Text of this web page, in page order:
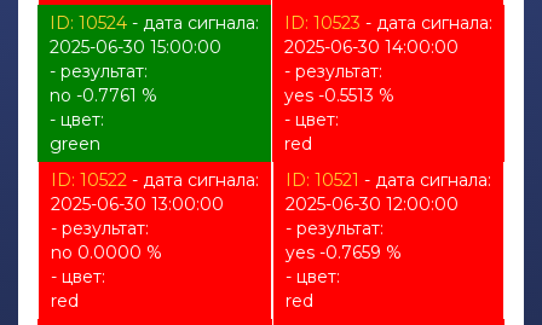
ID: 10524 - дата сигнала:
2025-06-30 15:00:00
- результат:
no -0.7761 %
- цвет:
green
ID: 10523 - дата сигнала:
2025-06-30 14:00:00
- результат:
yes -0.5513 %
- цвет:
red
ID: 10522 - дата сигнала:
2025-06-30 13:00:00
- результат:
no 0.0000 %
- цвет:
red
ID: 10521 - дата сигнала:
2025-06-30 12:00:00
- результат:
yes -0.7659 %
- цвет:
red